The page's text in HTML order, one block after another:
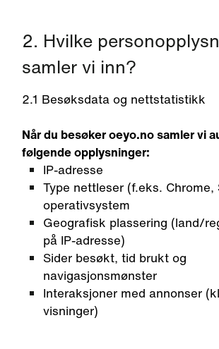
2. Hvilke
samler vi inn?
2.1 Besøksdata og nettstatistikk
Når du besøker oeyo.no samler vi
følgende opplysninger:
IP-adresse
Type nettleser (f.eks. Chrome,
operativsystem
Geografisk plassering (land/
på IP-adresse)
Sider besøkt, tid brukt og
navigasjonsmønster
Interaksjoner med annonser
visninger)